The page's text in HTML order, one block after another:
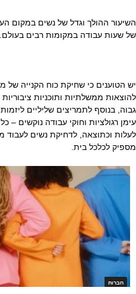
השיעור ההולך וגדל של נשים במקום
של שעות עבודה במקומות רבים בעולם.
יש הטוענים כי שחיקת כוח הקנייה של
להוצאות ממשלתיות ותוכניות
גבוה, בנוסף לתמריצים שליליים
עימן רגולציות וחוקי עבודה נוקשים –
לעלות וכתוצאה, לדחיקת נשים
מספיק לכלכל בית.
חברות